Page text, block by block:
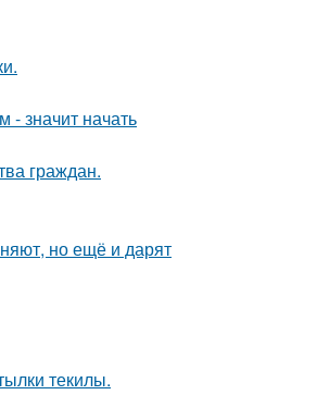
- значит начать
граждан.
но ещё и дарят
текилы.